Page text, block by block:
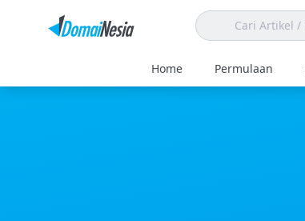
Home Permulaan